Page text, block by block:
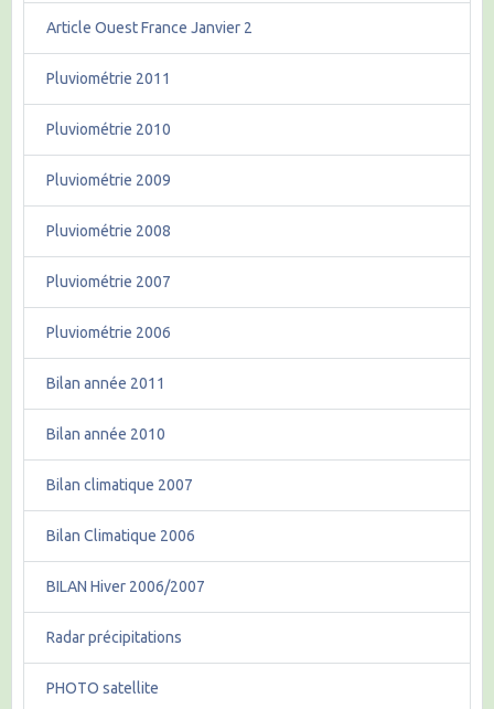
Article Ouest France Janvier 2
Pluviométrie 2011
Pluviométrie 2010
Pluviométrie 2009
Pluviométrie 2008
Pluviométrie 2007
Pluviométrie 2006
Bilan année 2011
Bilan année 2010
Bilan climatique 2007
Bilan Climatique 2006
BILAN Hiver 2006/2007
Radar précipitations
PHOTO satellite